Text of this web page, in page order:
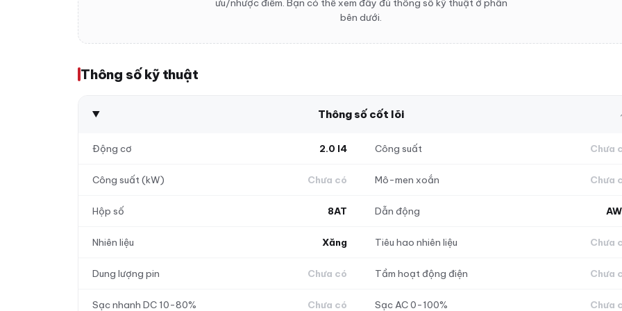
ưu/nhược điểm. Bạn có thể xem đầy đủ thông số kỹ thuật ở phần
bên dưới.
Thông số kỹ thuật
Thông số cốt lõi
Động cơ 2.0 I4 Công suất Chưa
Công suất (kW) Chưa có Mô-men xoắn Chưa
Hộp số 8AT Dẫn động
Nhiên liệu Xăng Tiêu hao nhiên liệu Chưa
Dung lượng pin Chưa có Tầm hoạt động điện Chưa
Sạc nhanh DC 10-80% Chưa có Sạc AC 0-100% Chưa